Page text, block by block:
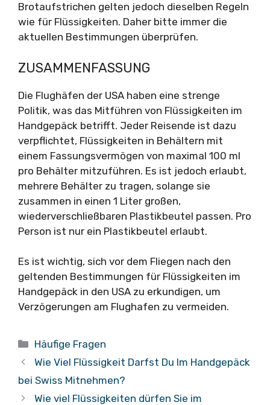
Brotaufstrichen gelten jedoch dieselben Regeln
wie für Flüssigkeiten. Daher bitte immer die
aktuellen Bestimmungen überprüfen.
ZUSAMMENFASSUNG
Die Flughäfen der USA haben eine strenge
Politik, was das Mitführen von Flüssigkeiten im
Handgepäck betrifft. Jeder Reisende ist dazu
verpflichtet, Flüssigkeiten in Behältern mit
einem Fassungsvermögen von maximal 100 ml
pro Behälter mitzuführen. Es ist jedoch erlaubt,
mehrere Behälter zu tragen, solange sie
zusammen in einen 1 Liter großen,
wiederverschließbaren Plastikbeutel passen. Pro
Person ist nur ein Plastikbeutel erlaubt.
Es ist wichtig, sich vor dem Fliegen nach den
geltenden Bestimmungen für Flüssigkeiten im
Handgepäck in den USA zu erkundigen, um
Verzögerungen am Flughafen zu vermeiden.
Kategorien
Häufige Fragen
Wie Viel Flüssigkeit Darfst Du Im Handgepäck
bei Swiss Mitnehmen?
Wie viel Flüssigkeiten dürfen Sie im